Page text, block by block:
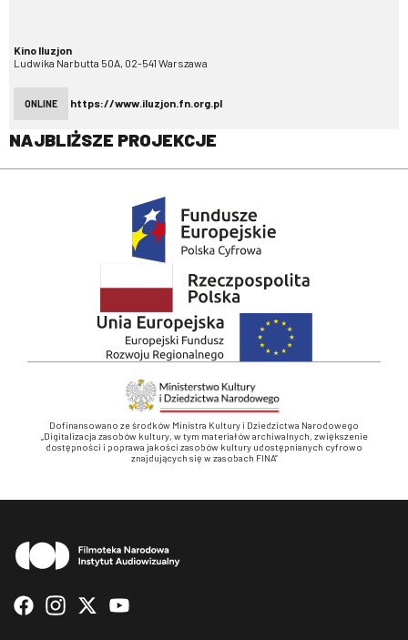
Kino Iluzjon
Ludwika Narbutta 50A, 02-541 Warszawa
ONLINE https://www.iluzjon.fn.org.pl
NAJBLIŻSZE PROJEKCJE
Dofinansowano ze środków Ministra Kultury i Dziedzictwa Narodowego
„Digitalizacja zasobów kultury, w tym materiałów archiwalnych, zwiększenie
dostępności i poprawa jakości zasobów kultury udostępnianych cyfrowo
znajdujących się w zasobach FINA”